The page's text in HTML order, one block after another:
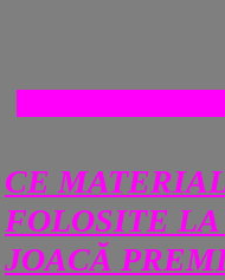
CE
FOLOSITE
JOACĂ